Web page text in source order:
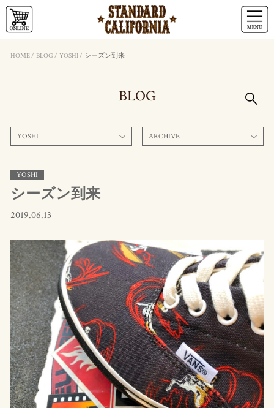
HOME/ BLOG / YOSHI/ シーズン到来
BLOG
YOSHI ARCHIVE
YOSHI
シーズン到来
2019.06.13